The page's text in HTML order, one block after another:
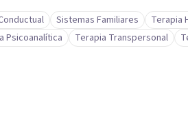
Sistemas Familiares
Terapia
Psicoanalítica Terapia Transpersonal